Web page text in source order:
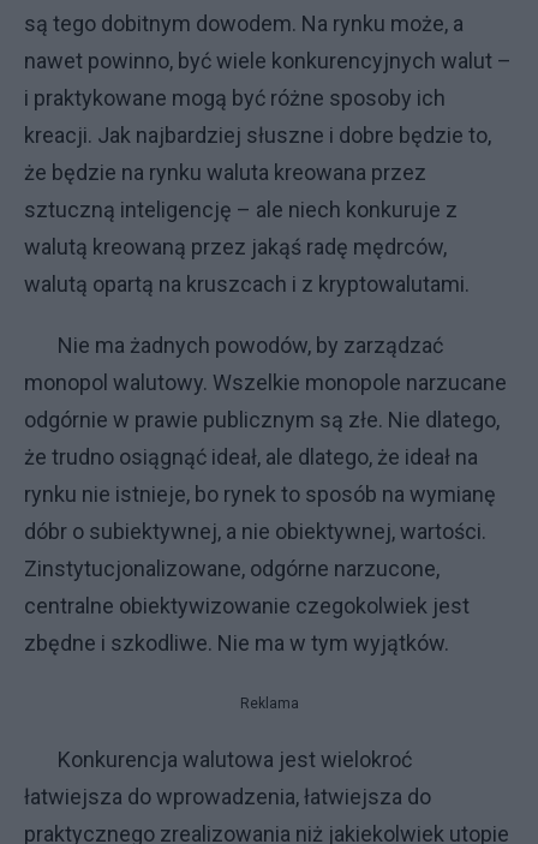
są tego dobitnym dowodem. Na rynku może, a
nawet powinno, być wiele konkurencyjnych walut –
i praktykowane mogą być różne sposoby ich
kreacji. Jak najbardziej słuszne i dobre będzie to,
że będzie na rynku waluta kreowana przez
sztuczną inteligencję – ale niech konkuruje z
walutą kreowaną przez jakąś radę mędrców,
walutą opartą na kruszcach i z kryptowalutami.
Nie ma żadnych powodów, by zarządzać
monopol walutowy. Wszelkie monopole narzucane
odgórnie w prawie publicznym są złe. Nie dlatego,
że trudno osiągnąć ideał, ale dlatego, że ideał na
rynku nie istnieje, bo rynek to sposób na wymianę
dóbr o subiektywnej, a nie obiektywnej, wartości.
Zinstytucjonalizowane, odgórne narzucone,
centralne obiektywizowanie czegokolwiek jest
zbędne i szkodliwe. Nie ma w tym wyjątków.
Reklama
Konkurencja walutowa jest wielokroć
łatwiejsza do wprowadzenia, łatwiejsza do
praktycznego zrealizowania niż jakiekolwiek utopie